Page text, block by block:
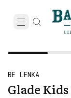
BE LENKA
Glade